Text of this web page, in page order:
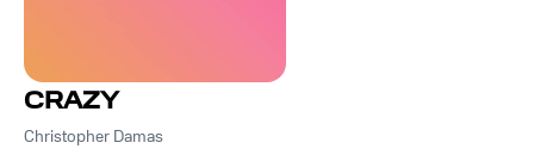
CRAZY
Christopher Damas